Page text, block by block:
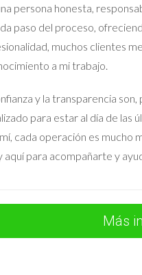
persona honesta,
paso del proceso,
muchos clientes
a mi trabajo.
y la transparencia
para estar al día de las
cada operación es mucho
aquí para acompañarte y
Más